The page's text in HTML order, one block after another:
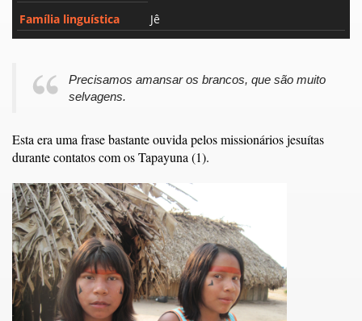
Família linguística Jê
Precisamos amansar os brancos, que são muito
selvagens.
Esta era uma frase bastante ouvida pelos missionários jesuítas
durante contatos com os Tapayuna (1).